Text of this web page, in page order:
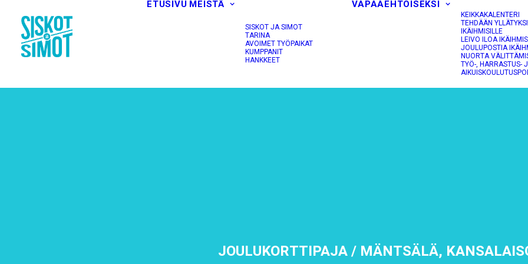
ETUSIVU MEISTÄ
SISKOT JA SIMOT
TARINA
AVOIMET TYÖPAIKAT
KUMPPANIT
HANKKEET
VAPAAEHTOISEKSI
KEIKKAKALENTERI
TEHDÄÄN
IKÄIHMISILLE
LEIVO ILOA
JOULUPOSTIA
NUORTA
TYÖ-, HARRASTUS-
JOULUKORTTIPAJA / MÄNTSÄLÄ,